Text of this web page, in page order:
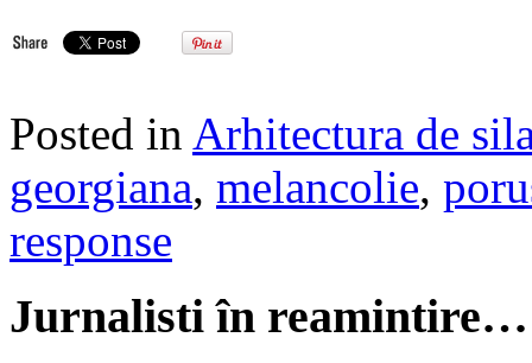
Posted in Arhitectura de
georgiana, melancolie,
response
Jurnalisti în reamintire…